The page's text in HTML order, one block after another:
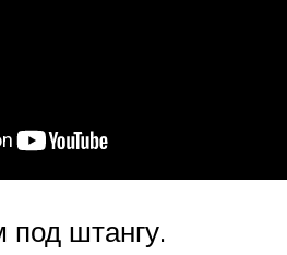
под штангу.